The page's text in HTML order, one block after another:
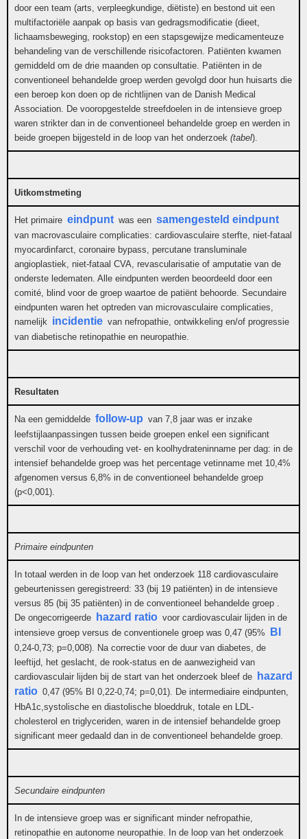
door een team (arts, verpleegkundige, diëtiste) en bestond uit een
multifactoriële aanpak op basis van gedragsmodificatie (dieet,
lichaamsbeweging, rookstop) en een stapsgewijze medicamenteuze
behandeling van de verschillende risicofactoren. Patiënten kwamen
gemiddeld om de drie maanden op consultatie. Patiënten in de
conventioneel behandelde groep werden gevolgd door hun huisarts die
een beroep kon doen op de richtlijnen van de Danish Medical
Association. De vooropgestelde streefdoelen in de intensieve groep
waren strikter dan in de conventioneel behandelde groep en werden in
beide groepen bijgesteld in de loop van het onderzoek (tabel).
Uitkomstmeting
Het primaire eindpunt was een samengesteld eindpunt
van macrovasculaire complicaties: cardiovasculaire sterfte, niet-fataal
myocardinfarct, coronaire bypass, percutane transluminale
angioplastiek, niet-fataal CVA, revascularisatie of amputatie van de
onderste ledematen. Alle eindpunten werden beoordeeld door een
comité, blind voor de groep waartoe de patiënt behoorde. Secundaire
eindpunten waren het optreden van microvasculaire complicaties,
namelijk incidentie van nefropathie, ontwikkeling en/of progressie
van diabetische retinopathie en neuropathie.
Resultaten
Na een gemiddelde follow-up van 7,8 jaar was er inzake
leefstijlaanpassingen tussen beide groepen enkel een significant
verschil voor de verhouding vet- en koolhydrateninname per dag: in de
intensief behandelde groep was het percentage vetinname met 10,4%
afgenomen versus 6,8% in de conventioneel behandelde groep
(p<0,001).
Primaire eindpunten
In totaal werden in de loop van het onderzoek 118 cardiovasculaire
gebeurtenissen geregistreerd: 33 (bij 19 patiënten) in de intensieve
versus 85 (bij 35 patiënten) in de conventioneel behandelde groep .
De ongecorrigeerde
hazard ratio voor cardiovasculair lijden in de
intensieve groep versus de conventionele groep was 0,47 (95%
BI
0,24-0,73; p=0,008). Na correctie voor de duur van diabetes, de
leeftijd, het geslacht, de rook-status en de aanwezigheid van
cardiovasculair lijden bij de start van het onderzoek bleef de
hazard
ratio 0,47 (95% BI 0,22-0,74; p=0,01). De intermediaire eindpunten,
HbA1c,systolische en diastolische bloeddruk, totale en LDL-
cholesterol en triglyceriden, waren in de intensief behandelde groep
significant meer gedaald dan in de conventioneel behandelde groep.
Secundaire eindpunten
In de intensieve groep was er significant minder nefropathie,
retinopathie en autonome neuropathie. In de loop van het onderzoek